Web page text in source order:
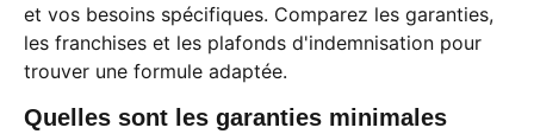
et vos besoins spécifiques. Comparez les garanties,
les franchises et les plafonds d'indemnisation pour
trouver une formule adaptée.
Quelles sont les garanties minimales